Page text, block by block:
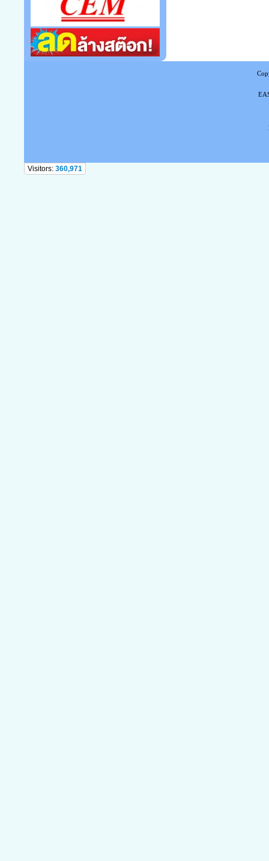
Visitors: 360,971